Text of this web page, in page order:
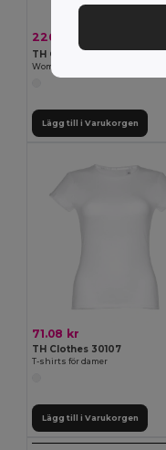
226.21 kr
TH Clothes 30257
Lägg till i Varukorgen
71.08 kr
TH Clothes 30107
T-shirts för damer
Lägg till i Varukorgen